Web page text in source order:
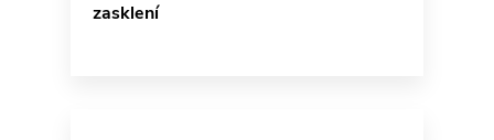
zasklení